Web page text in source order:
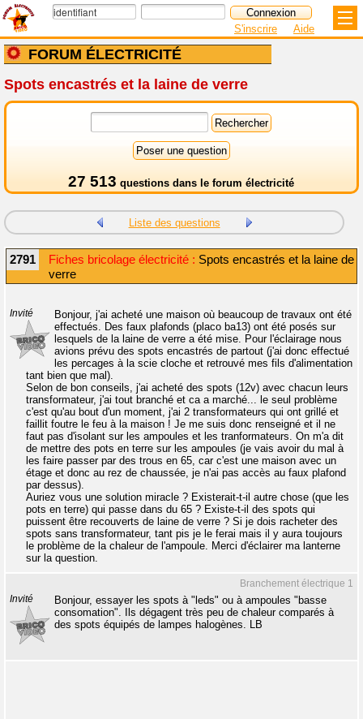
FORUM ÉLECTRICITÉ
S'inscrire Aide
Spots encastrés et la laine de verre
27 513 questions dans le forum électricité
Liste des questions
2791 Fiches bricolage électricité : Spots encastrés et la laine de
verre
Invité
Bonjour, j'ai acheté une maison où beaucoup de travaux ont été
effectués. Des faux plafonds (placo ba13) ont été posés sur
lesquels de la laine de verre a été mise. Pour l'éclairage nous
avions prévu des spots encastrés de partout (j'ai donc effectué
les percages à la scie cloche et retrouvé mes fils d'alimentation
tant bien que mal).
Selon de bon conseils, j'ai acheté des spots (12v) avec chacun leurs
transformateur, j'ai tout branché et ca a marché... le seul problème
c'est qu'au bout d'un moment, j'ai 2 transformateurs qui ont grillé et
faillit foutre le feu à la maison ! Je me suis donc renseigné et il ne
faut pas d'isolant sur les ampoules et les tranformateurs. On m'a dit
de mettre des pots en terre sur les ampoules (je vais avoir du mal à
les faire passer par des trous en 65, car c'est une maison avec un
étage et donc au rez de chaussée, je n'ai pas accès au faux plafond
par dessus).
Auriez vous une solution miracle ? Existerait-t-il autre chose (que les
pots en terre) qui passe dans du 65 ? Existe-t-il des spots qui
puissent être recouverts de laine de verre ? Si je dois racheter des
spots sans transformateur, tant pis je le ferai mais il y aura toujours
le problème de la chaleur de l'ampoule. Merci d'éclairer ma lanterne
sur la question.
Branchement électrique 1
Invité
Bonjour, essayer les spots à "leds" ou à ampoules "basse
consomation". Ils dégagent très peu de chaleur comparés à
des spots équipés de lampes halogènes. LB